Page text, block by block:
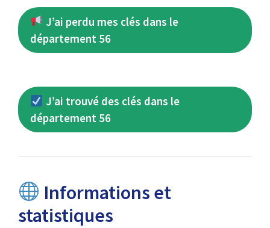
J’ai perdu mes clés dans le
département 56
J’ai trouvé des clés dans le
département 56
Informations et
statistiques